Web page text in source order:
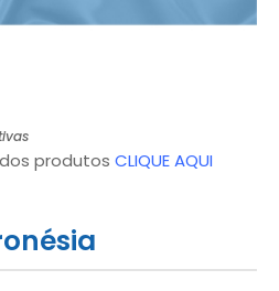
produtos CLIQUE AQUI